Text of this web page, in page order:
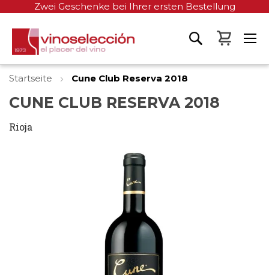
Zwei Geschenke bei Ihrer ersten Bestellung
Mein
Startseite Cune Club Reserva 2018
CUNE CLUB RESERVA 2018
Rioja